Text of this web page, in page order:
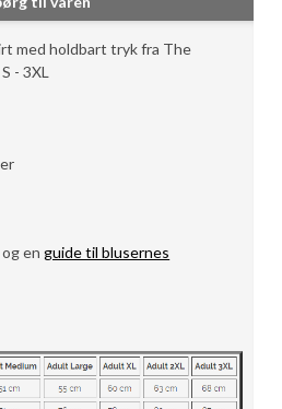
med holdbart tryk fra The
- 3XL
og enguide til blusernes